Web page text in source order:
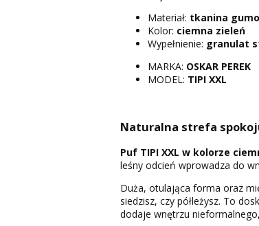
Materiał: tkanina
Kolor: ciemna zieleń
Wypełnienie: granulat
MARKA: OSKAR PEREK
MODEL: TIPI XXL
Naturalna strefa
Puf TIPI XXL w kolorze
leśny odcień wprowadza do
Duża, otulająca forma oraz
siedzisz, czy półleżysz. To
dodaje wnętrzu